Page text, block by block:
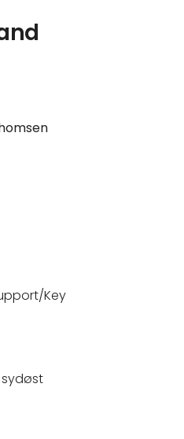
Key